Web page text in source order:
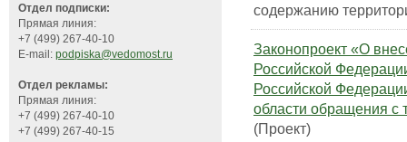
Отдел подписки:
Прямая линия:
+7 (499) 267-40-10
E-mail: podpiska@vedomost.ru
Отдел рекламы:
Прямая линия:
+7 (499) 267-40-10
+7 (499) 267-40-15
содержанию
Законопроект «О
Российской
Российской
области обращения
(Проект)